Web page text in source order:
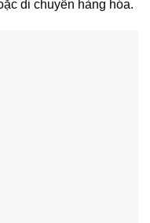
di chuyển hàng hóa.